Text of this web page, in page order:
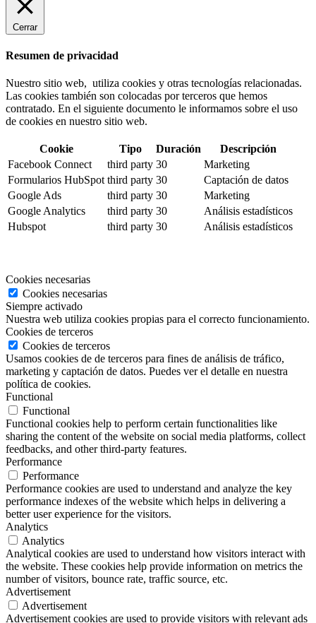
Cerrar
Resumen de privacidad
Nuestro sitio web, utiliza cookies y otras tecnologías relacionadas.
Las cookies también son colocadas por terceros que hemos
contratado. En el siguiente documento le informamos sobre el uso
de cookies en nuestro sitio web.
Cookie Tipo Duración
Descripción
Facebook Connect
third party 30
Marketing
Formularios HubSpot third party 30
Captación de datos
Google Ads
third party 30
Marketing
Google Analytics
third party 30
Análisis estadísticos
Hubspot
third party 30 Análisis estadísticos
Cookies necesarias
Cookies necesarias
Siempre activado
Nuestra web utiliza cookies propias para el correcto funcionamiento.
Cookies de terceros
Cookies de terceros
Usamos cookies de de terceros para fines de análisis de tráfico,
marketing y captación de datos. Puedes ver el detalle en nuestra
política de cookies.
Functional
Functional
Functional cookies help to perform certain functionalities like
sharing the content of the website on social media platforms, collect
feedbacks, and other third-party features.
Performance
Performance
Performance cookies are used to understand and analyze the key
performance indexes of the website which helps in delivering a
better user experience for the visitors.
Analytics
Analytics
Analytical cookies are used to understand how visitors interact with
the website. These cookies help provide information on metrics the
number of visitors, bounce rate, traffic source, etc.
Advertisement
Advertisement
Advertisement cookies are used to provide visitors with relevant ads